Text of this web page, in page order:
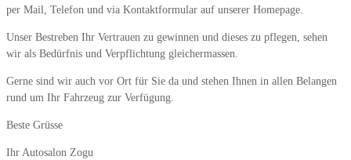
per Mail, Telefon und via Kontaktformular auf unserer Homepage.
Unser Bestreben Ihr Vertrauen zu gewinnen und dieses zu pflegen, sehen
wir als Bedürfnis und Verpflichtung gleichermassen.
Gerne sind wir auch vor Ort für Sie da und stehen Ihnen in allen Belangen
rund um Ihr Fahrzeug zur Verfügung.
Beste Grüsse
Ihr Autosalon Zogu